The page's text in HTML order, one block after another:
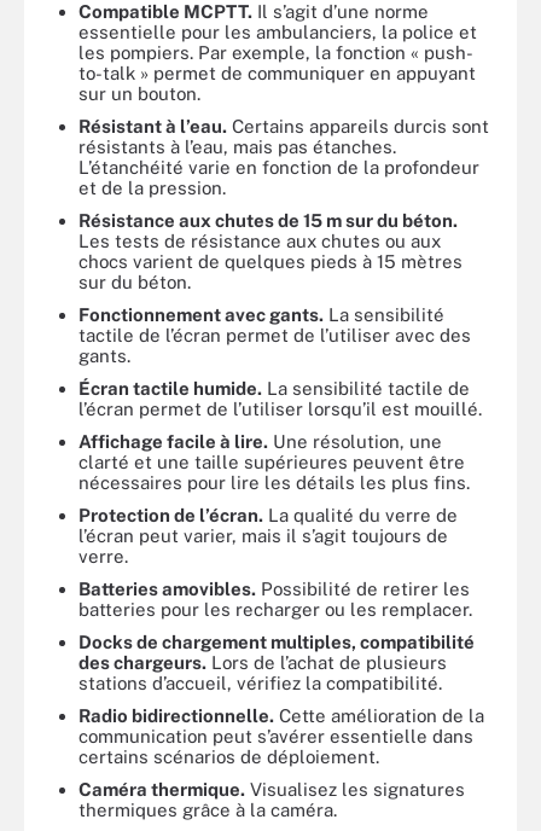
Compatible MCPTT. Il s’agit d’une norme
essentielle pour les ambulanciers, la police et
les pompiers. Par exemple, la fonction « push-
to-talk » permet de communiquer en appuyant
sur un bouton.
Résistant à l’eau. Certains appareils durcis sont
résistants à l’eau, mais pas étanches.
L’étanchéité varie en fonction de la profondeur
et de la pression.
Résistance aux chutes de 15 m sur du béton.
Les tests de résistance aux chutes ou aux
chocs varient de quelques pieds à 15 mètres
sur du béton.
Fonctionnement avec gants. La sensibilité
tactile de l’écran permet de l’utiliser avec des
gants.
Écran tactile humide. La sensibilité tactile de
l’écran permet de l’utiliser lorsqu’il est mouillé.
Affichage facile à lire. Une résolution, une
clarté et une taille supérieures peuvent être
nécessaires pour lire les détails les plus fins.
Protection de l’écran. La qualité du verre de
l’écran peut varier, mais il s’agit toujours de
verre.
Batteries amovibles. Possibilité de retirer les
batteries pour les recharger ou les remplacer.
Docks de chargement multiples, compatibilité
des chargeurs. Lors de l’achat de plusieurs
stations d’accueil, vérifiez la compatibilité.
Radio bidirectionnelle. Cette amélioration de la
communication peut s’avérer essentielle dans
certains scénarios de déploiement.
Caméra thermique. Visualisez les signatures
thermiques grâce à la caméra.